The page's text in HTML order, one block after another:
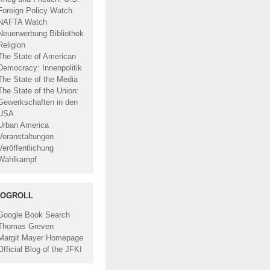
Policy Watch
Watch
Bibliothek
State of American
Innenpolitik
State of the Media
State of the Union:
in den
America
Book Search
Greven
Mayer Homepage
Blog of the JFKI